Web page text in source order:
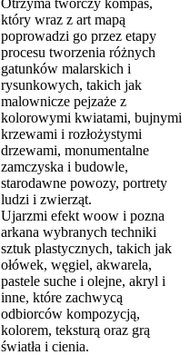
Otrzyma twórczy kompas,
który wraz z art mapą
poprowadzi go przez etapy
procesu tworzenia różnych
gatunków malarskich i
rysunkowych, takich jak
malownicze pejzaże z
kolorowymi kwiatami, bujnymi
krzewami i rozłożystymi
drzewami, monumentalne
zamczyska i budowle,
starodawne powozy, portrety
ludzi i zwierząt.
Ujarzmi efekt woow i pozna
arkana wybranych techniki
sztuk plastycznych, takich jak
ołówek, węgiel, akwarela,
pastele suche i olejne, akryl i
inne, które zachwycą
odbiorców kompozycją,
kolorem, teksturą oraz grą
światła i cienia.